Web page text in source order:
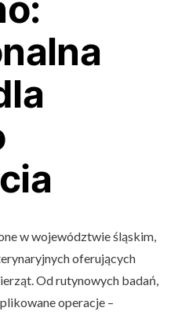
w województwie śląskim,
oferujących
Od rutynowych badań,
operacje –